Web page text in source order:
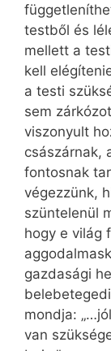
testből és
mellett a
kell
a testi
sem
viszonyult
császárnak,
fontosnak
végezzünk,
szüntelenül
hogy e világ
gazdasági
mondja:
van